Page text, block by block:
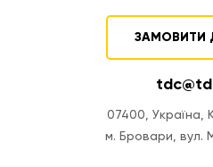
ЗАМОВИТИ
07400, Україна,
м. Бровари, вул.